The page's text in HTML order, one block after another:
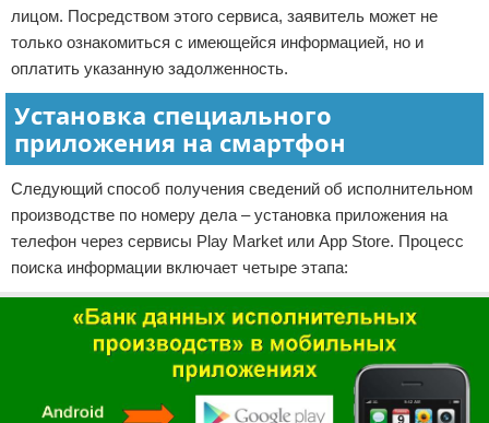
лицом. Посредством этого сервиса, заявитель может не
только ознакомиться с имеющейся информацией, но и
оплатить указанную задолженность.
Установка специального
приложения на смартфон
Следующий способ получения сведений об исполнительном
производстве по номеру дела – установка приложения на
телефон через сервисы Play Market или App Store. Процесс
поиска информации включает четыре этапа: